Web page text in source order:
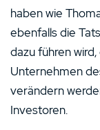
haben wie
ebenfalls die
dazu führen
Unternehmen
verändern
Investoren.